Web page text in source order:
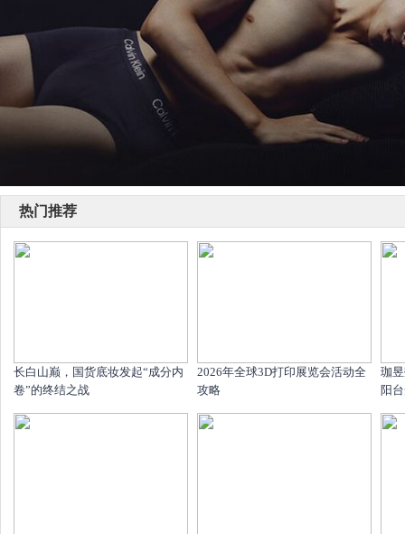
热门推荐
长白山巅，国货底妆发起“成分内
卷”的终结之战
2026年全球3D打印展览会活动全
攻略
珈
阳